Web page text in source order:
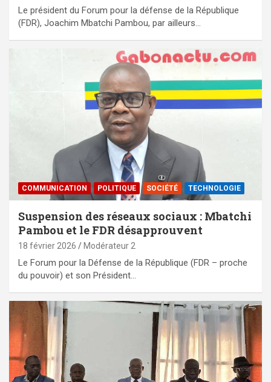
Le président du Forum pour la défense de la République
(FDR), Joachim Mbatchi Pambou, par ailleurs…
COMMUNICATION POLITIQUE SOCIÉTÉ TECHNOLOGIE
Suspension des réseaux sociaux : Mbatchi
Pambou et le FDR désapprouvent
18 février 2026 Modérateur 2
Le Forum pour la Défense de la République (FDR – proche
du pouvoir) et son Président…